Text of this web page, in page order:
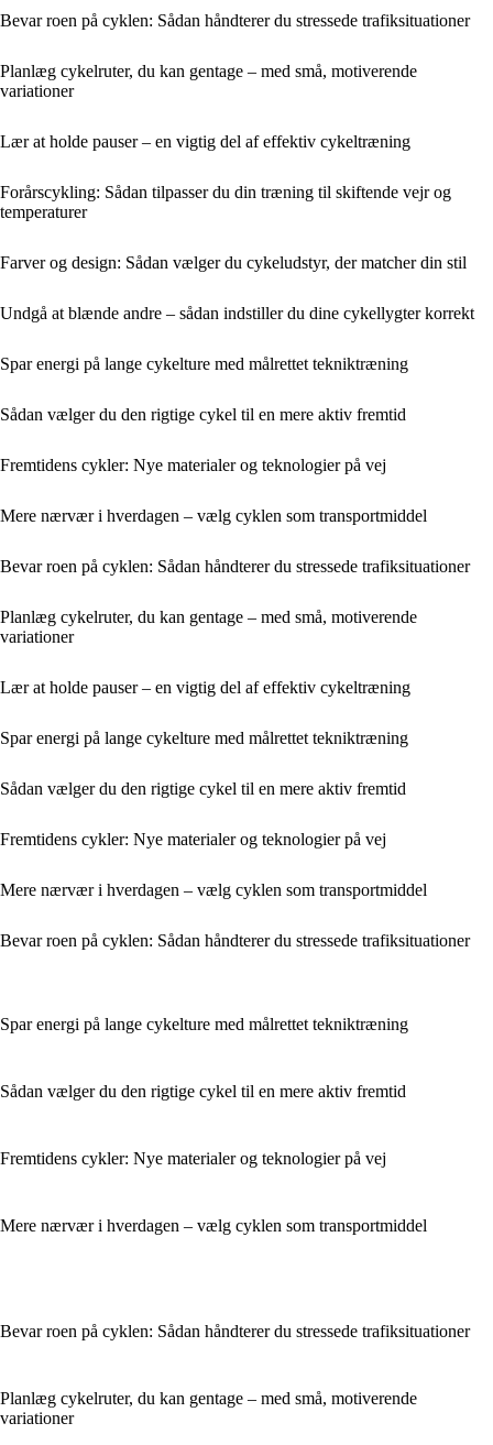
Bevar roen på cyklen: Sådan håndterer du stressede trafiksituationer
Planlæg cykelruter, du kan gentage – med små, motiverende
variationer
Lær at holde pauser – en vigtig del af effektiv cykeltræning
Forårscykling: Sådan tilpasser du din træning til skiftende vejr og
temperaturer
Farver og design: Sådan vælger du cykeludstyr, der matcher din stil
Undgå at blænde andre – sådan indstiller du dine cykellygter korrekt
Spar energi på lange cykelture med målrettet tekniktræning
Sådan vælger du den rigtige cykel til en mere aktiv fremtid
Fremtidens cykler: Nye materialer og teknologier på vej
Mere nærvær i hverdagen – vælg cyklen som transportmiddel
Bevar roen på cyklen: Sådan håndterer du stressede trafiksituationer
Planlæg cykelruter, du kan gentage – med små, motiverende
variationer
Lær at holde pauser – en vigtig del af effektiv cykeltræning
Spar energi på lange cykelture med målrettet tekniktræning
Sådan vælger du den rigtige cykel til en mere aktiv fremtid
Fremtidens cykler: Nye materialer og teknologier på vej
Mere nærvær i hverdagen – vælg cyklen som transportmiddel
Bevar roen på cyklen: Sådan håndterer du stressede trafiksituationer
Spar energi på lange cykelture med målrettet tekniktræning
Sådan vælger du den rigtige cykel til en mere aktiv fremtid
Fremtidens cykler: Nye materialer og teknologier på vej
Mere nærvær i hverdagen – vælg cyklen som transportmiddel
Bevar roen på cyklen: Sådan håndterer du stressede trafiksituationer
Planlæg cykelruter, du kan gentage – med små, motiverende
variationer